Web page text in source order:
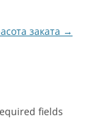
заката →
fields